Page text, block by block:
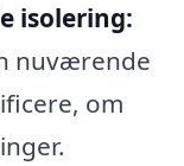
isolering:
nuværende
om